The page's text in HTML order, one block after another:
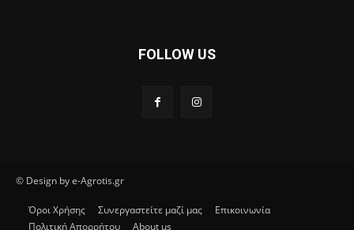
FOLLOW US
© Design by e-Agrotis.gr
Όροι Χρήσης Συνεργαστείτε μαζί μας
Επικοινωνία
Πολιτική Απορρήτου
About us